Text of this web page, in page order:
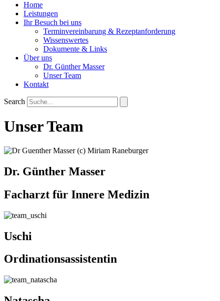
Home
Leistungen
Ihr Besuch bei uns
Terminvereinbarung & Rezeptanforderung
Wissenswertes
Dokumente & Links
Über uns
Dr. Günther Masser
Unser Team
Kontakt
Search
Unser Team
Dr. Günther Masser
Facharzt für Innere Medizin
Uschi
Ordinationsassistentin